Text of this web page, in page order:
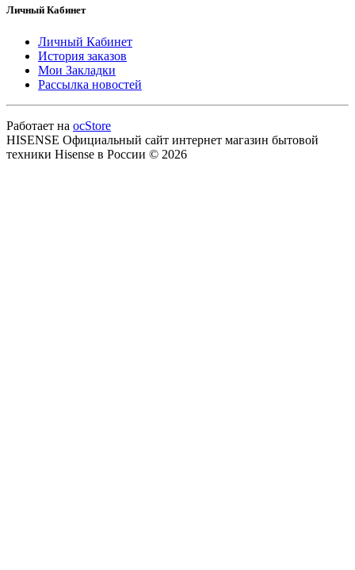
Личный Кабинет
Личный Кабинет
История заказов
Мои Закладки
Рассылка новостей
Работает на ocStore
HISENSE Официальный сайт интернет магазин бытовой
техники Hisense в России © 2026